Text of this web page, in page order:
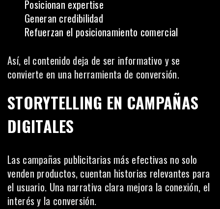
Posicionan expertise
Generan credibilidad
Refuerzan el posicionamiento comercial
Así, el contenido deja de ser informativo y se
convierte en una herramienta de conversión.
STORYTELLING EN CAMPAÑAS
DIGITALES
Las campañas publicitarias más efectivas no solo
venden productos, cuentan historias relevantes para
el usuario. Una narrativa clara mejora la conexión, el
interés y la conversión.